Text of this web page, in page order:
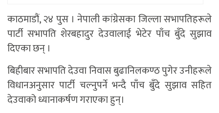
काठमाडौं, २४ पुस । नेपाली कांग्रेसका जिल्ला सभापतिहरूले
पार्टी सभापति शेरबहादुर देउवालाई भेटेर पाँच बुँदे सुझाव
दिएका छन् ।
बिहीबार सभापति देउवा निवास बुढानिलकण्ठ पुगेर उनीहरूले
विधानअनुसार पार्टी चल्नुपर्ने भन्दै पाँच बुँदे सुझाव सहित
देउवाको ध्यानाकर्षण गराएका हुन्।